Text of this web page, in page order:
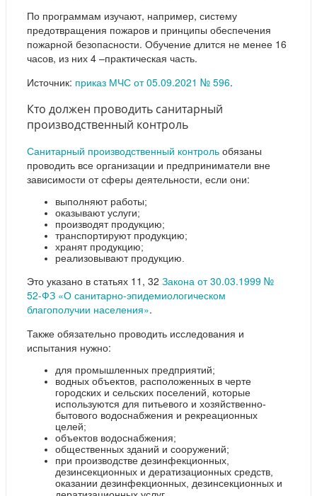
По программам изучают, например, систему
предотвращения пожаров и принципы обеспечения
пожарной безопасности. Обучение длится не менее 16
часов, из них 4 –практическая часть.
Источник: приказ МЧС от 05.09.2021 № 596.
Кто должен проводить санитарный
производственный контроль
Санитарный производственный контроль обязаны
проводить все организации и предприниматели вне
зависимости от сферы деятельности, если они:
выполняют работы;
оказывают услуги;
производят продукцию;
транспортируют продукцию;
хранят продукцию;
реализовывают продукцию.
Это указано в статьях 11, 32 Закона от 30.03.1999 №
52-ФЗ «О санитарно-эпидемиологическом
благополучии населения».
Также обязательно проводить исследования и
испытания нужно:
для промышленных предприятий;
водных объектов, расположенных в черте
городских и сельских поселений, которые
используются для питьевого и хозяйственно-
бытового водоснабжения и рекреационных
целей;
объектов водоснабжения;
общественных зданий и сооружений;
при производстве дезинфекционных,
дезинсекционных и дератизационных средств,
оказании дезинфекционных, дезинсекционных и